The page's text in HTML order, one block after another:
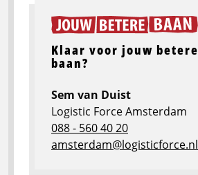
Klaar voor jouw betere
baan?
Sem van Duist
Logistic Force Amsterdam
088 - 560 40 20
amsterdam@logisticforce.nl